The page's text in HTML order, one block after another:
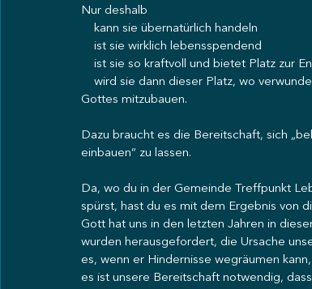
Nur deshalb
kann sie übernatürlich handeln
ist sie wirklich lebensspendend
ist sie so kraftvoll und bietet Platz zur
wird sie dann dieser Platz, wo
Gottes mitzubauen.
Dazu braucht es die Bereitschaft, sich
einbauen“ zu lassen.
Da, wo du in der Gemeinde Treffpunkt
spürst, hast du es mit dem Ergebnis von
Gott hat uns in den letzten Jahren in
wurden herausgefordert, die Ursache
es, wenn er Hindernisse wegräumen
es ist unsere Bereitschaft notwendig,